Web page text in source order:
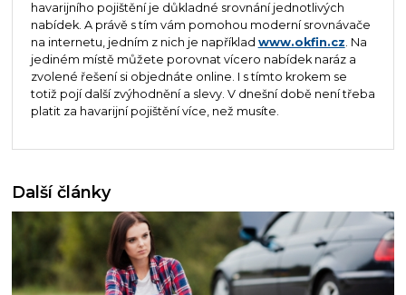
havarijního pojištění je důkladné srovnání jednotlivých
nabídek. A právě s tím vám pomohou moderní srovnávače
na internetu, jedním z nich je například www.okfin.cz. Na
jediném místě můžete porovnat vícero nabídek naráz a
zvolené řešení si objednáte online. I s tímto krokem se
totiž pojí další zvýhodnění a slevy. V dnešní době není třeba
platit za havarijní pojištění více, než musíte.
Další články